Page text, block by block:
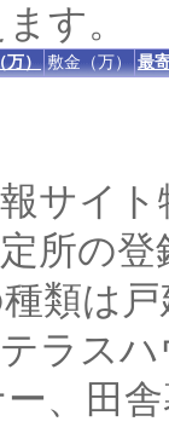
す。
） 敷金（万） 最
サイト
所の
類は
ラス
、田